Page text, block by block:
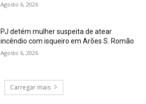
Agosto 6, 2026
PJ detém mulher suspeita de atear
incêndio com isqueiro em Arões S. Romão
Agosto 6, 2026
Carregar mais